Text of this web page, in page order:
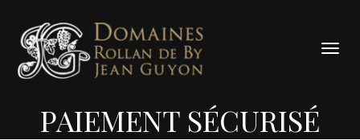
PAIEMENT SÉCURISÉ